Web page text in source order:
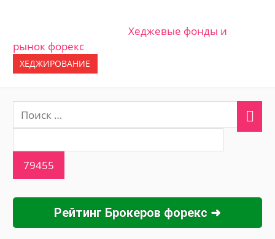
Хеджевые фонды и
рынок форекс
ХЕДЖИРОВАНИЕ
Рейтинг Брокеров форекс ➜